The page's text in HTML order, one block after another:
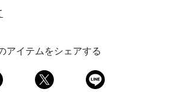
アイテムをシェアする